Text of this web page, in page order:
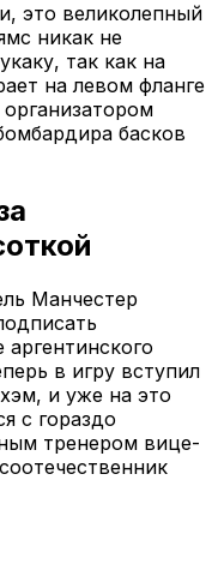
это великолепный
никак не
так как на
на левом фланге
басков
Манчестер
в игру вступил
и уже на это
с гораздо
тренером вице-